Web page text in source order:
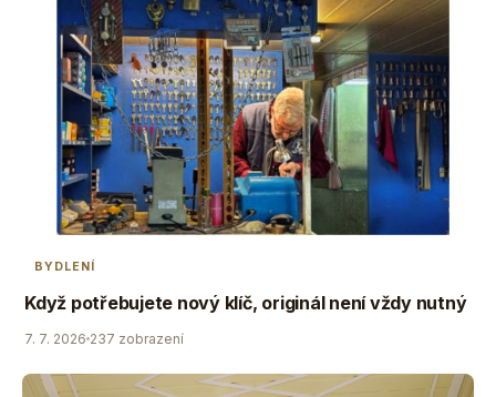
BYDLENÍ
Když potřebujete nový klíč, originál není vždy nutný
7. 7. 2026 237 zobrazení